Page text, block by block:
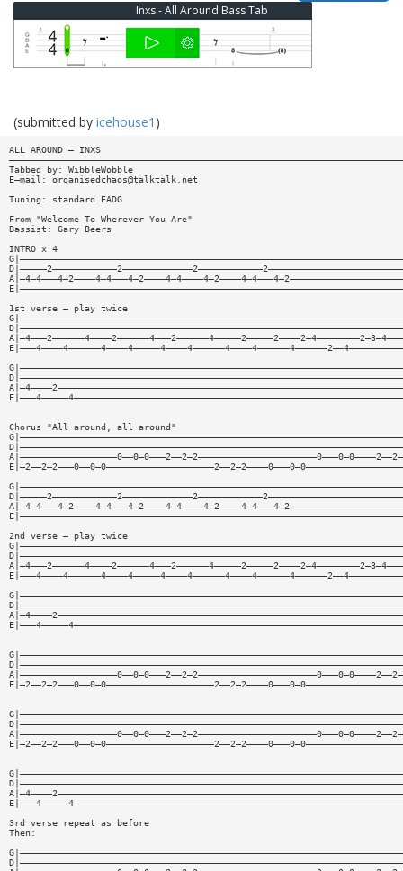
Inxs - All Around Bass Tab
(submitted by icehouse1 )
ALL AROUND — INXS
Tabbed by: WibbleWobble
E—mail: organisedchaos@talktalk.net
Tuning: standard EADG
From "Welcome To Wherever You Are"
Bassist: Gary Beers
INTRO x 4
1st verse — play twice
Chorus "All around, all around"
2nd verse — play twice
3rd verse repeat as before
Then: